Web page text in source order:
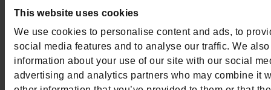
This website uses cookies
We use cookies to personalise content and ads, to
social media features and to analyse our traffic. We
information about your use of our site with our social
advertising and analytics partners who may combine it
Color
Breedte van de Raad normal
Waterbestendig